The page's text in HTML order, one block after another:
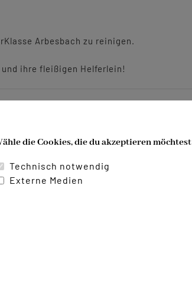
Arbesbach zu reinigen.
ihre fleißigen Helferlein!
die Cookies, die du akzeptieren möchtest
Technisch notwendig
Externe Medien